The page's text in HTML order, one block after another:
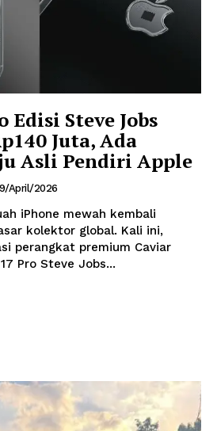
Edisi Steve Jobs
Juta, Ada
Asli Pendiri Apple
April/2026
iPhone mewah kembali
kolektor global. Kali ini,
perangkat premium Caviar
Pro Steve Jobs...